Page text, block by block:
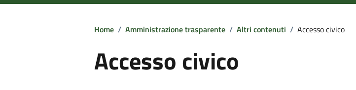
Home / Amministrazione trasparente / Altri contenuti / Accesso civico
Accesso civico